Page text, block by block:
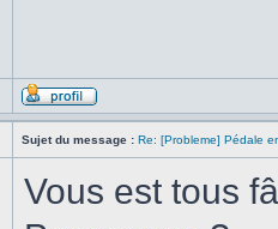
Sujet du message : Re: [Probleme] Pédale
Vous est tous